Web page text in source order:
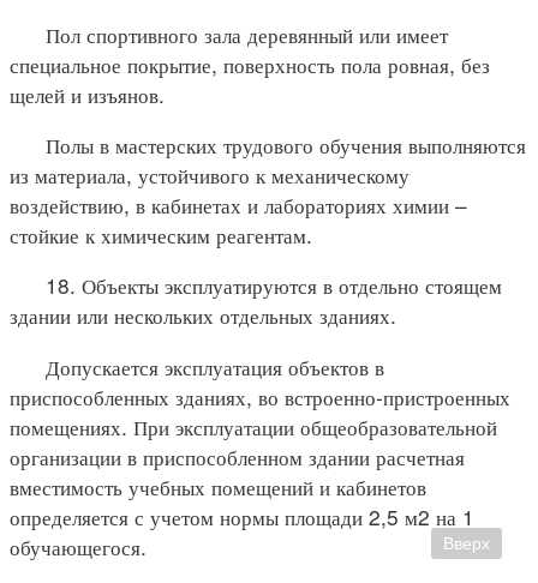
Пол спортивного зала деревянный или имеет
специальное покрытие, поверхность пола ровная, без
щелей и изъянов.
Полы в мастерских трудового обучения выполняются
из материала, устойчивого к механическому
воздействию, в кабинетах и лабораториях химии –
стойкие к химическим реагентам.
18. Объекты эксплуатируются в отдельно стоящем
здании или нескольких отдельных зданиях.
Допускается эксплуатация объектов в
приспособленных зданиях, во встроенно-пристроенных
помещениях. При эксплуатации общеобразовательной
организации в приспособленном здании расчетная
вместимость учебных помещений и кабинетов
определяется с учетом нормы площади 2,5 м2 на 1
обучающегося.
Вверх